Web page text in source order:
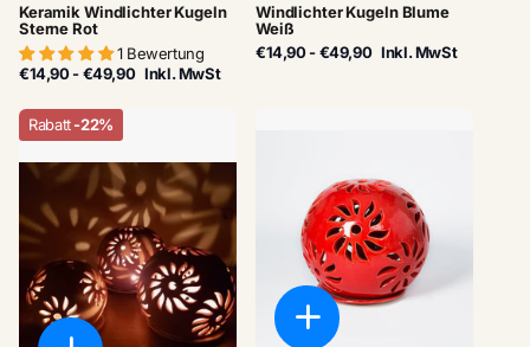
Keramik Windlichter Kugeln
Sterne Rot
1 Bewertung
€14,90- €49,90 Inkl. MwSt
Windlichter Kugeln Blume
Weiß
€14,90- €49,90 Inkl. MwSt
Rabatt-22%